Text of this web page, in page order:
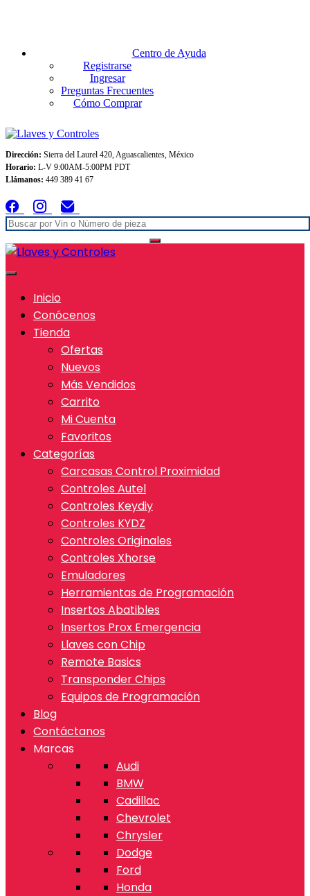
Centro de Ayuda
Registrarse
Ingresar
Preguntas Frecuentes
Cómo Comprar
Dirección: Sierra del Laurel 420, Aguascalientes, México
Horario: L-V 9:00AM-5:00PM PDT
Llámanos: 449 389 41 67
Inicio
Conócenos
Tienda
Ofertas
Nuevos
Más Vendidos
Carrito
Mi Cuenta
Favoritos
Categorías
Carcasas Control Proximidad
Controles Autel
Controles Keydiy
Controles KYDZ
Controles Originales
Controles Xhorse
Emuladores
Herramientas de Programación
Insertos Abatibles
Insertos Prox Emergencia
Llaves con Chip
Remote Basics
Transponder Chips
Equipos de Programación
Blog
Contáctanos
Marcas
Audi
BMW
Cadillac
Chevrolet
Chrysler
Dodge
Ford
Honda